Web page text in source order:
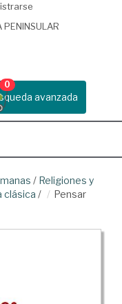
PENINSULAR
avanzada
0
/ Religiones y
clásica /
Pensar